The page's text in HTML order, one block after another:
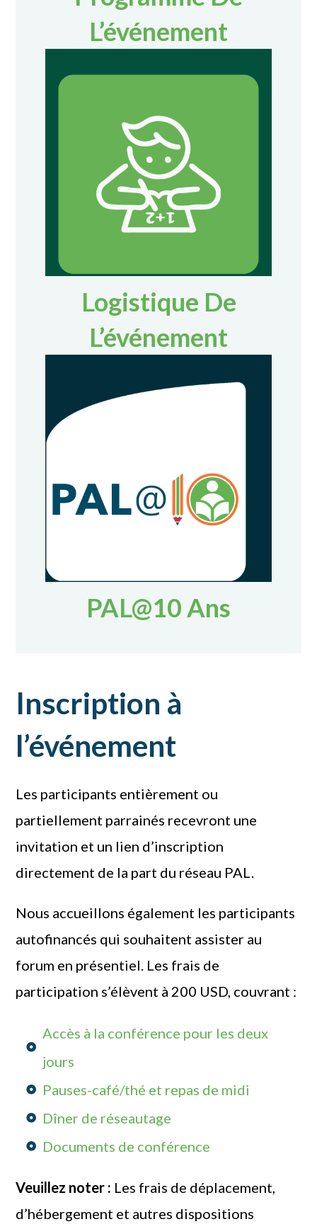
L’événement
Logistique De
L’événement
PAL@10 Ans
Inscription à
l’événement
Les participants entièrement ou
partiellement parrainés recevront une
invitation et un lien d’inscription
directement de la part du réseau PAL.
Nous accueillons également les participants
autofinancés qui souhaitent assister au
forum en présentiel. Les frais de
participation s’élèvent à 200 USD, couvrant :
Accès à la conférence pour les deux
jours
Pauses-café/thé et repas de midi
Dîner de réseautage
Documents de conférence
Veuillez noter : Les frais de déplacement,
d’hébergement et autres dispositions